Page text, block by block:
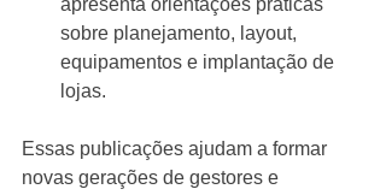
apresenta orientações práticas
sobre planejamento, layout,
equipamentos e implantação de
lojas.
Essas publicações ajudam a formar
novas gerações de gestores e